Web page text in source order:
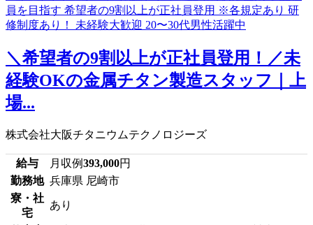
＼希望者の9割以上が正社員登用！／未
経験OKの金属チタン製造スタッフ｜上
場...
株式会社大阪チタニウムテクノロジーズ
給与 月収例393,000円
勤務地 兵庫県 尼崎市
寮・社
宅
あり